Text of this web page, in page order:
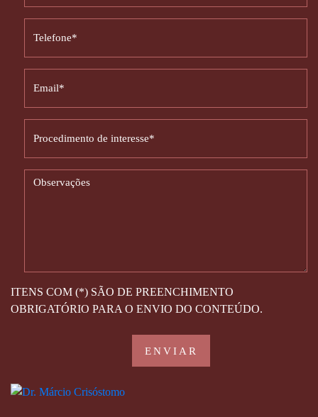
ITENS COM (*) SÃO DE PREENCHIMENTO
OBRIGATÓRIO PARA O ENVIO DO CONTEÚDO.